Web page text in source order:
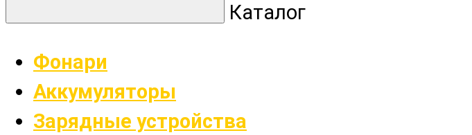
Каталог
Фонари
Аккумуляторы
Зарядные устройства